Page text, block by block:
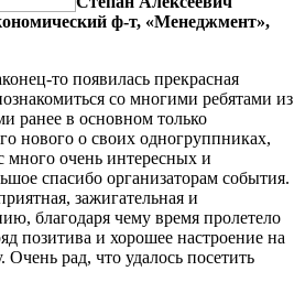
ф-т, «Менеджмент»,
то появилась прекрасная
со многими ребятами из
ранее в основном только
нового о своих одногруппниках,
много очень интересных и
спасибо организаторам события.
зажигательная и
благодаря чему время пролетело
позитива и хорошее настроение на
рад, что удалось посетить